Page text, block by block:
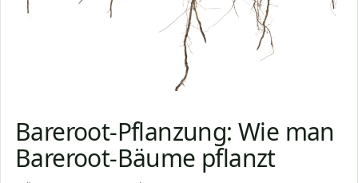
Bareroot-Pflanzung: Wie man
Bareroot-Bäume pflanzt